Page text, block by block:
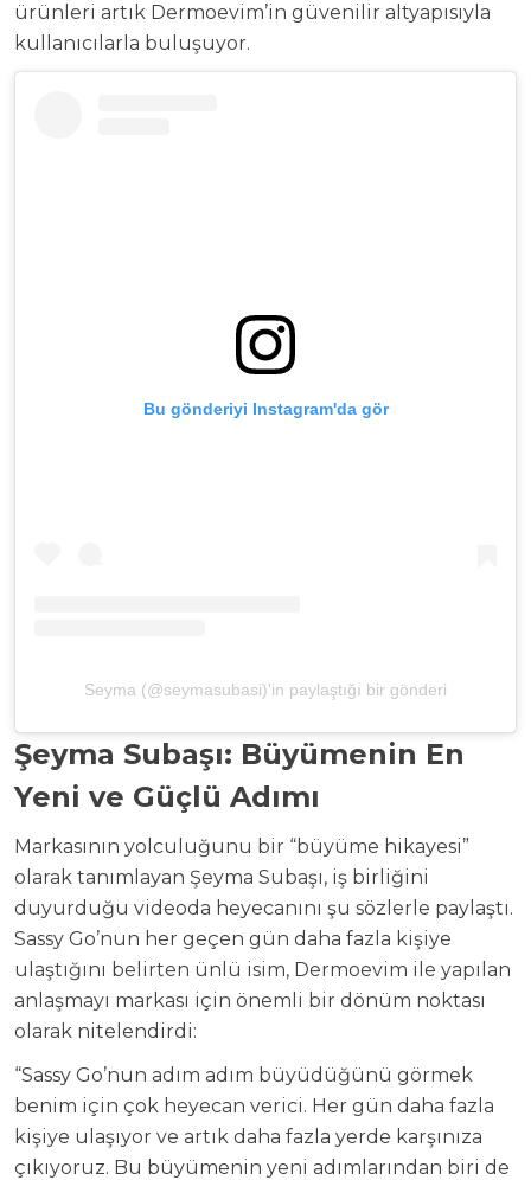
ürünleri artık Dermoevim’in güvenilir altyapısıyla
kullanıcılarla buluşuyor.
Bu gönderiyi Instagram'da gör
Seyma (@seymasubasi)'in paylaştığı bir gönderi
Şeyma Subaşı: Büyümenin En
Yeni ve Güçlü Adımı
Markasının yolculuğunu bir “büyüme hikayesi”
olarak tanımlayan Şeyma Subaşı, iş birliğini
duyurduğu videoda heyecanını şu sözlerle paylaştı.
Sassy Go’nun her geçen gün daha fazla kişiye
ulaştığını belirten ünlü isim, Dermoevim ile yapılan
anlaşmayı markası için önemli bir dönüm noktası
olarak nitelendirdi:
“Sassy Go’nun adım adım büyüdüğünü görmek
benim için çok heyecan verici. Her gün daha fazla
kişiye ulaşıyor ve artık daha fazla yerde karşınıza
çıkıyoruz. Bu büyümenin yeni adımlarından biri de